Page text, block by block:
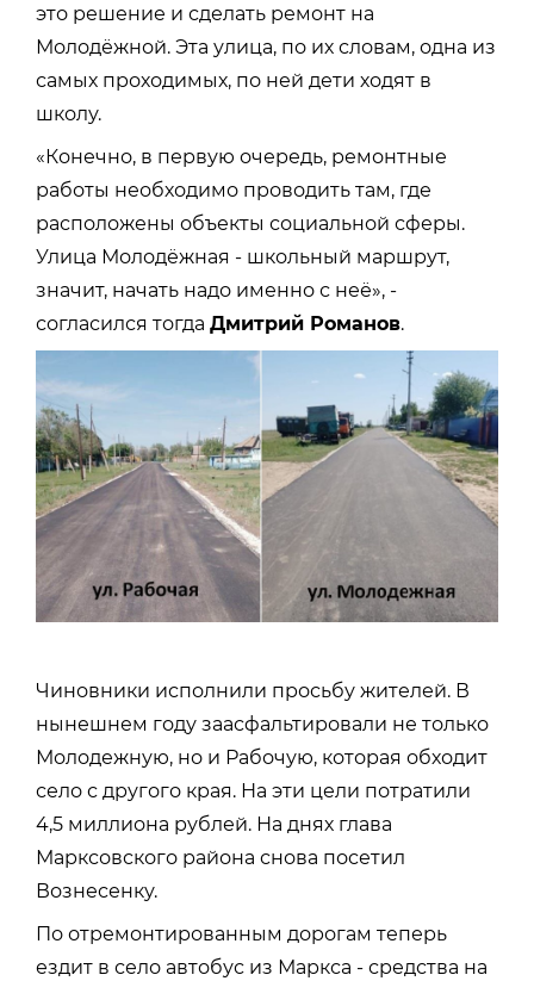
это решение и сделать ремонт на
Молодёжной. Эта улица, по их словам, одна из
самых проходимых, по ней дети ходят в
школу.
«Конечно, в первую очередь, ремонтные
работы необходимо проводить там, где
расположены объекты социальной сферы.
Улица Молодёжная - школьный маршрут,
значит, начать надо именно с неё», -
согласился тогда Дмитрий Романов.
Чиновники исполнили просьбу жителей. В
нынешнем году заасфальтировали не только
Молодежную, но и Рабочую, которая обходит
село с другого края. На эти цели потратили
4,5 миллиона рублей. На днях глава
Марксовского района снова посетил
Вознесенку.
По отремонтированным дорогам теперь
ездит в село автобус из Маркса - средства на